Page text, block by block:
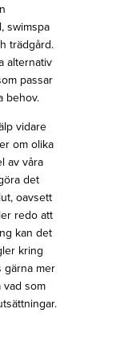
swimspa
trädgård.
alternativ
passar
behov.
vidare
om olika
av våra
det
oavsett
redo att
kan det
kring
gärna mer
vad som